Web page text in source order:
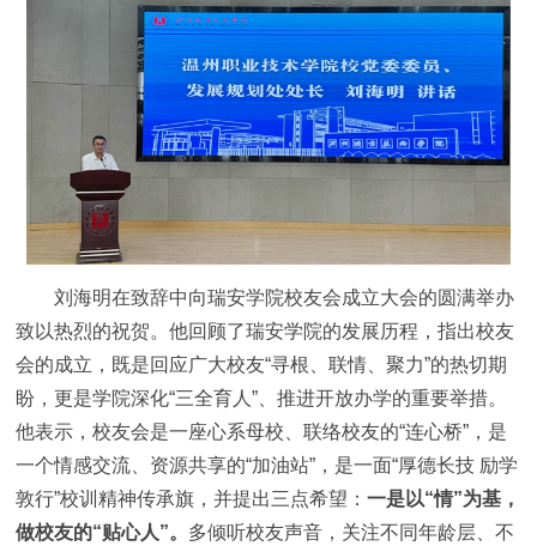
刘海明在致辞中向瑞安学院校友会成立大会的圆满举办
致以热烈的祝贺。他回顾了瑞安学院的发展历程，指出校友
会的成立，既是回应广大校友“寻根、联情、聚力”的热切期
盼，更是学院深化“三全育人”、推进开放办学的重要举措。
他表示，校友会是一座心系母校、联络校友的“连心桥”，是
一个情感交流、资源共享的“加油站”，是一面“厚德长技 励学
敦行”校训精神传承旗，并提出三点希望：一是以“情”为基，
做校友的“贴心人”。 多倾听校友声音，关注不同年龄层、不